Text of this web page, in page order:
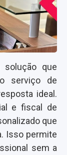
que
serviço de
ideal.
e fiscal de
que
Isso permite
sem a